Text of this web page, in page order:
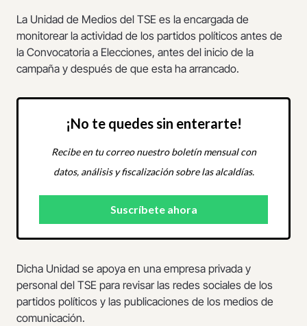
La Unidad de Medios del TSE es la encargada de
monitorear la actividad de los partidos políticos antes de
la Convocatoria a Elecciones, antes del inicio de la
campaña y después de que esta ha arrancado.
¡No te quedes sin enterarte!
Recibe en tu correo nuestro boletín mensual con
datos, análisis y fiscalización sobre las alcaldías.
Dicha Unidad se apoya en una empresa privada y
personal del TSE para revisar las redes sociales de los
partidos políticos y las publicaciones de los medios de
comunicación.